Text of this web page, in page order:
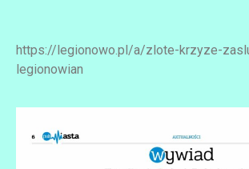
https://legionowo.pl/a/zlote-krzyze-
legionowian